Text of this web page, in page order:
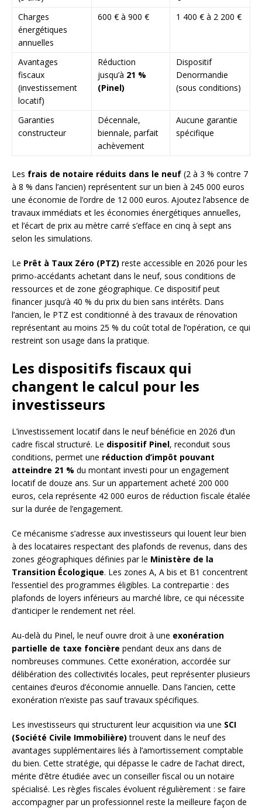
Charges
énergétiques
annuelles
600 € à 900 € 1 400 € à 2 200 €
Avantages
fiscaux
(investissement
locatif)
Réduction
jusqu’à 21 %
(Pinel)
Dispositif
Denormandie
(sous conditions)
Garanties
constructeur
Décennale,
biennale, parfait
achèvement
Aucune garantie
spécifique
Les frais de notaire réduits dans le neuf (2 à 3 % contre 7
à 8 % dans l’ancien) représentent sur un bien à 245 000 euros
une économie de l’ordre de 12 000 euros. Ajoutez l’absence de
travaux immédiats et les économies énergétiques annuelles,
et l’écart de prix au mètre carré s’efface en cinq à sept ans
selon les simulations.
Le Prêt à Taux Zéro (PTZ) reste accessible en 2026 pour les
primo-accédants achetant dans le neuf, sous conditions de
ressources et de zone géographique. Ce dispositif peut
financer jusqu’à 40 % du prix du bien sans intérêts. Dans
l’ancien, le PTZ est conditionné à des travaux de rénovation
représentant au moins 25 % du coût total de l’opération, ce qui
restreint son usage dans la pratique.
Les dispositifs fiscaux qui
changent le calcul pour les
investisseurs
L’investissement locatif dans le neuf bénéficie en 2026 d’un
cadre fiscal structuré. Le dispositif Pinel, reconduit sous
conditions, permet une réduction d’impôt pouvant
atteindre 21 % du montant investi pour un engagement
locatif de douze ans. Sur un appartement acheté 200 000
euros, cela représente 42 000 euros de réduction fiscale étalée
sur la durée de l’engagement.
Ce mécanisme s’adresse aux investisseurs qui louent leur bien
à des locataires respectant des plafonds de revenus, dans des
zones géographiques définies par le Ministère de la
Transition Écologique. Les zones A, A bis et B1 concentrent
l’essentiel des programmes éligibles. La contrepartie : des
plafonds de loyers inférieurs au marché libre, ce qui nécessite
d’anticiper le rendement net réel.
Au-delà du Pinel, le neuf ouvre droit à une exonération
partielle de taxe foncière pendant deux ans dans de
nombreuses communes. Cette exonération, accordée sur
délibération des collectivités locales, peut représenter plusieurs
centaines d’euros d’économie annuelle. Dans l’ancien, cette
exonération n’existe pas sauf travaux spécifiques.
Les investisseurs qui structurent leur acquisition via une SCI
(Société Civile Immobilière) trouvent dans le neuf des
avantages supplémentaires liés à l’amortissement comptable
du bien. Cette stratégie, qui dépasse le cadre de l’achat direct,
mérite d’être étudiée avec un conseiller fiscal ou un notaire
spécialisé. Les règles fiscales évoluent régulièrement : se faire
accompagner par un professionnel reste la meilleure façon de